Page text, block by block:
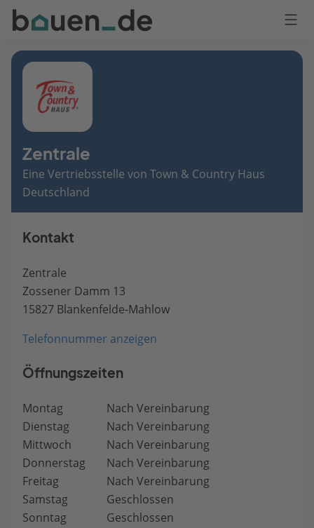
Bauen
Logo
Anmelden
Zentrale
Eine Vertriebsstelle von Town & Country Haus
Deutschland
Kontakt
Zentrale
Zossener Damm 13
15827 Blankenfelde-Mahlow
Telefonnummer anzeigen
Öffnungszeiten
Montag
Nach Vereinbarung
Dienstag
Nach Vereinbarung
Mittwoch
Nach Vereinbarung
Donnerstag
Nach Vereinbarung
Freitag
Nach Vereinbarung
Samstag
Geschlossen
Sonntag
Geschlossen